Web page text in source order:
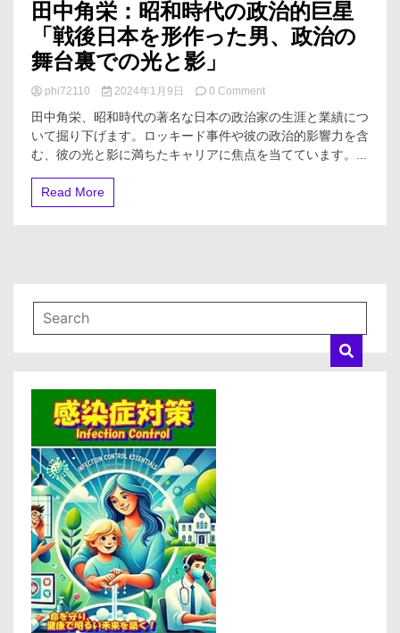
田中角栄：昭和時代の政治的巨星
「戦後日本を形作った男、政治の
舞台裏での光と影」
phi72110 2024年1月9日 0 Commenton
中
角
栄：
巨
「戦
田中角栄、昭和時代の著名な日本の政治家の生涯と業績につ
いて掘り下げます。ロッキード事件や彼の政治的影響力を含
む、彼の光と影に満ちたキャリアに焦点を当てています。...
Read More